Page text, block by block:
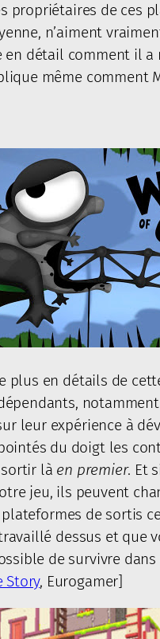
de ces
n’aiment
en détail comment il
même
en détails de
leur expérience à
du doigt les
sortir là en premier. Et
jeu, ils peuvent
de sortis
dessus et
de survivre
Story, Eurogamer]